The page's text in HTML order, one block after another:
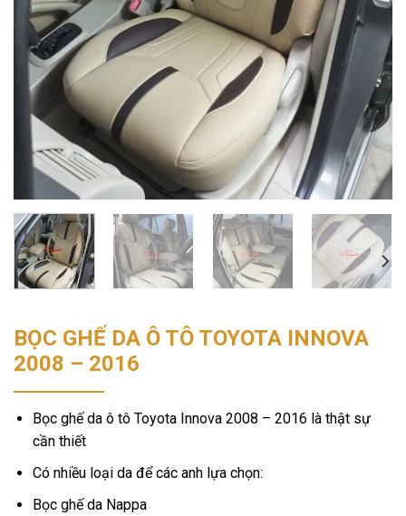
BỌC GHẾ DA Ô TÔ TOYOTA INNOVA
2008 – 2016
Bọc ghế da ô tô Toyota Innova 2008 – 2016 là thật sự
cần thiết
Có nhiều loại da để các anh lựa chọn:
Bọc ghế da Nappa